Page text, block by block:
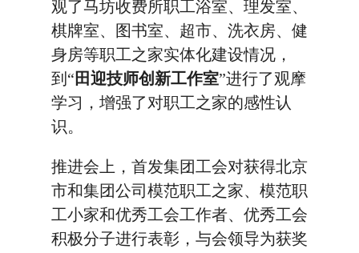
观了马坊收费所职工浴室、理发室、
棋牌室、图书室、超市、洗衣房、健
身房等职工之家实体化建设情况，
到“ 田迎技师创新工作室”进行了观摩
学习，增强了对职工之家的感性认
识。
推进会上，首发集团工会对获得北京
市和集团公司模范职工之家、模范职
工小家和优秀工会工作者、优秀工会
积极分子进行表彰，与会领导为获奖